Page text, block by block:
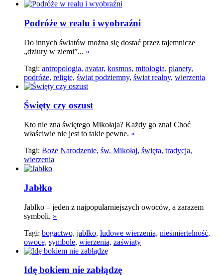
Podróże w realu i wyobraźni
Do innych światów można się dostać przez tajemnicze
„dziury w ziemi”... »
Tagi: antropologia, avatar, kosmos, mitologia, planety,
podróże, religie, świat podziemny, świat realny, wierzenia
Święty czy oszust
Kto nie zna świętego Mikołaja? Każdy go zna! Choć
właściwie nie jest to takie pewne. »
Tagi: Boże Narodzenie, św. Mikołaj, święta, tradycja,
wierzenia
Jabłko
Jabłko – jeden z najpopularniejszych owoców, a zarazem
symboli. »
Tagi: bogactwo, jabłko, ludowe wierzenia, nieśmiertelność,
owoce, symbole, wierzenia, zaświaty
Idę bokiem nie zabłądzę